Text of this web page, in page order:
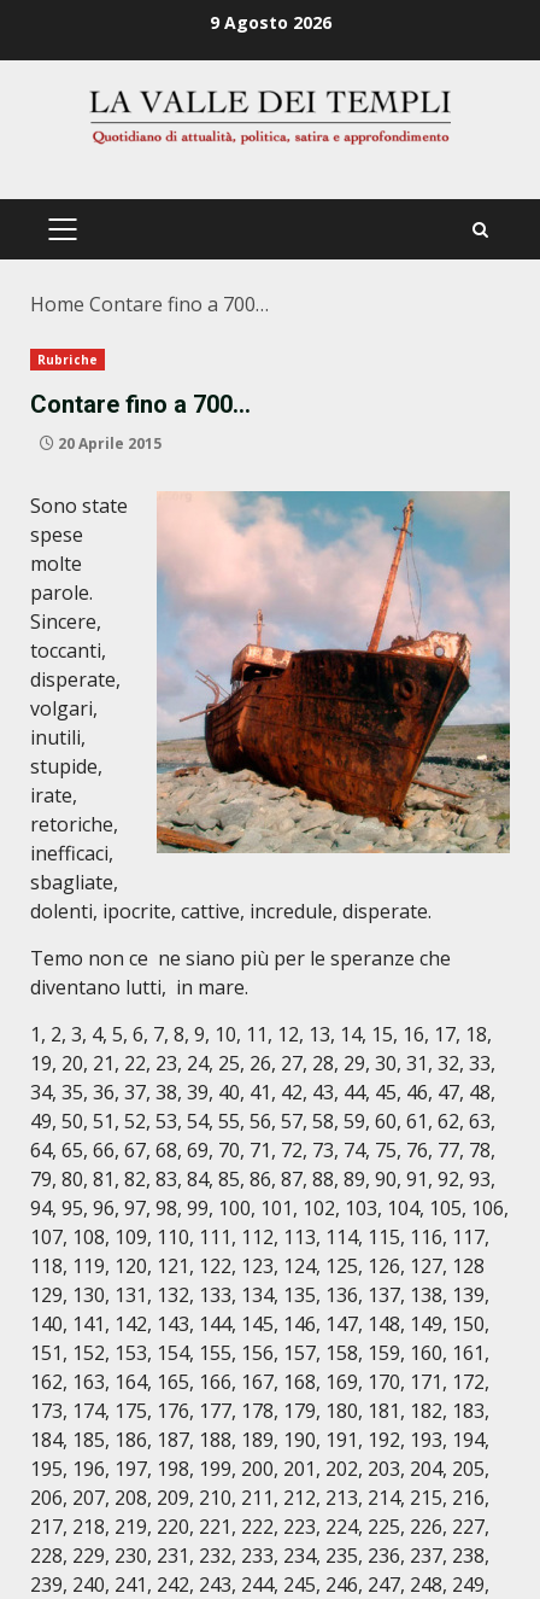
9 Agosto 2026
PRIMÄRES
Home Contare fino a 700…
Rubriche
Contare fino a 700…
20 Aprile 2015
Sono state
spese
molte
parole.
Sincere,
toccanti,
disperate,
volgari,
inutili,
stupide,
irate,
retoriche,
inefficaci,
sbagliate,
dolenti, ipocrite, cattive, incredule, disperate.
Temo non ce ne siano più per le speranze che
diventano lutti, in mare.
1, 2, 3, 4, 5, 6, 7, 8, 9, 10, 11, 12, 13, 14, 15, 16, 17, 18,
19, 20, 21, 22, 23, 24, 25, 26, 27, 28, 29, 30, 31, 32, 33,
34, 35, 36, 37, 38, 39, 40, 41, 42, 43, 44, 45, 46, 47, 48,
49, 50, 51, 52, 53, 54, 55, 56, 57, 58, 59, 60, 61, 62, 63,
64, 65, 66, 67, 68, 69, 70, 71, 72, 73, 74, 75, 76, 77, 78,
79, 80, 81, 82, 83, 84, 85, 86, 87, 88, 89, 90, 91, 92, 93,
94, 95, 96, 97, 98, 99, 100, 101, 102, 103, 104, 105, 106,
107, 108, 109, 110, 111, 112, 113, 114, 115, 116, 117,
118, 119, 120, 121, 122, 123, 124, 125, 126, 127, 128
129, 130, 131, 132, 133, 134, 135, 136, 137, 138, 139,
140, 141, 142, 143, 144, 145, 146, 147, 148, 149, 150,
151, 152, 153, 154, 155, 156, 157, 158, 159, 160, 161,
162, 163, 164, 165, 166, 167, 168, 169, 170, 171, 172,
173, 174, 175, 176, 177, 178, 179, 180, 181, 182, 183,
184, 185, 186, 187, 188, 189, 190, 191, 192, 193, 194,
195, 196, 197, 198, 199, 200, 201, 202, 203, 204, 205,
206, 207, 208, 209, 210, 211, 212, 213, 214, 215, 216,
217, 218, 219, 220, 221, 222, 223, 224, 225, 226, 227,
228, 229, 230, 231, 232, 233, 234, 235, 236, 237, 238,
239, 240, 241, 242, 243, 244, 245, 246, 247, 248, 249,